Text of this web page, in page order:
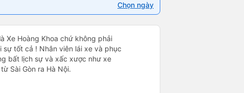
Chọn ngày
Xe Hoàng Khoa chứ không phải
sự tốt cả ! Nhân viên lái xe và phục
bất lịch sự và xấc xược như xe
Sài Gòn ra Hà Nội.